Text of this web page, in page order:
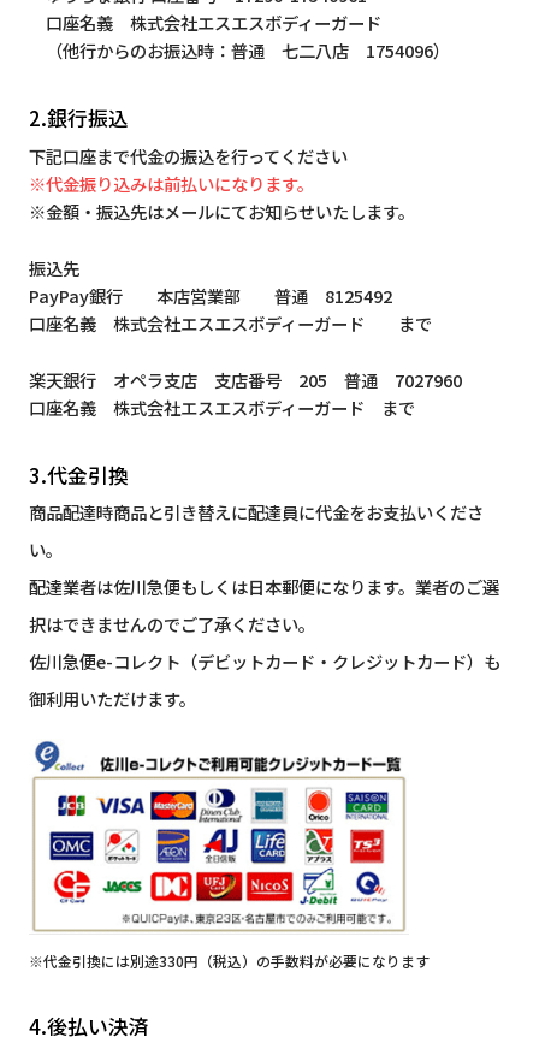
口座名義 株式会社エスエスボディーガード
（他行からのお振込時：普通 七二八店 1754096）
2.銀行振込
下記口座まで代金の振込を行ってください
※代金振り込みは前払いになります。
※金額・振込先はメールにてお知らせいたします。
振込先
PayPay銀行 本店営業部 普通 8125492
口座名義 株式会社エスエスボディーガード まで
楽天銀行 オペラ支店 支店番号 205 普通 7027960
口座名義 株式会社エスエスボディーガード まで
3.代金引換
商品配達時商品と引き替えに配達員に代金をお支払いくださ
い。
配達業者は佐川急便もしくは日本郵便になります。業者のご選
択はできませんのでご了承ください。
佐川急便e-コレクト（デビットカード・クレジットカード）も
御利用いただけます。
※代金引換には別途330円（税込）の手数料が必要になります
4.後払い決済